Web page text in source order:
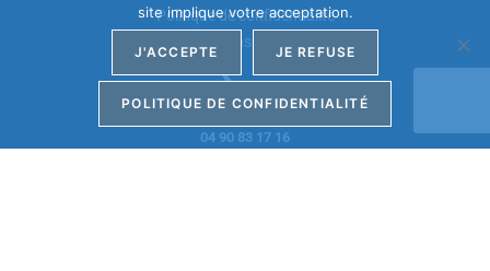
Politique de confidentialité
Mentions légales
Téléphone :
04 90 83 17 16
site implique votre acceptation.
J'ACCEPTE JE REFUSE
POLITIQUE DE CONFIDENTIALITÉ